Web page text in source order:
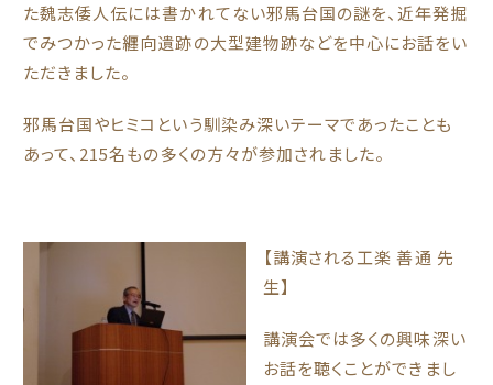
た魏志倭人伝には書かれてない邪馬台国の謎を、近年発掘
でみつかった纒向遺跡の大型建物跡などを中心にお話をい
ただきました。
邪馬台国やヒミコという馴染み深いテーマであったことも
あって、215名もの多くの方々が参加されました。
【講演される工楽 善通 先
生】
講演会では多くの興味深い
お話を聴くことができまし